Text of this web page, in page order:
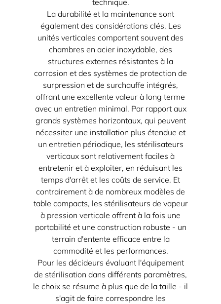
technique.
La durabilité et la maintenance sont
également des considérations clés. Les
unités verticales comportent souvent des
chambres en acier inoxydable, des
structures externes résistantes à la
corrosion et des systèmes de protection de
surpression et de surchauffe intégrés,
offrant une excellente valeur à long terme
avec un entretien minimal. Par rapport aux
grands systèmes horizontaux, qui peuvent
nécessiter une installation plus étendue et
un entretien périodique, les stérilisateurs
verticaux sont relativement faciles à
entretenir et à exploiter, en réduisant les
temps d'arrêt et les coûts de service. Et
contrairement à de nombreux modèles de
table compacts, les stérilisateurs de vapeur
à pression verticale offrent à la fois une
portabilité et une construction robuste - un
terrain d'entente efficace entre la
commodité et les performances.
Pour les décideurs évaluant l'équipement
de stérilisation dans différents paramètres,
le choix se résume à plus que de la taille - il
s'agit de faire correspondre les